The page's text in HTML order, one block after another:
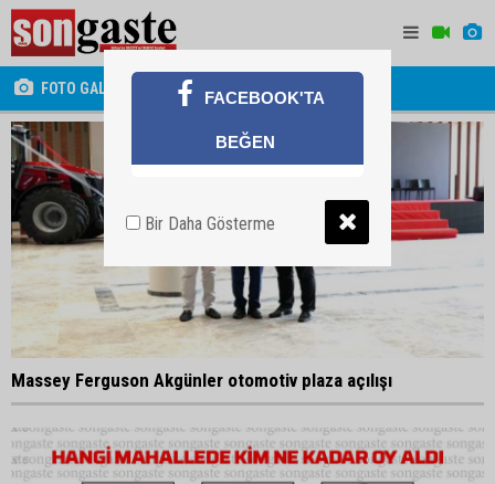
FOTO GALERİ
Massey Ferguson Akgünler otomotiv plaza açılışı
FACEBOOK'TA
BEĞEN
Bir Daha Gösterme